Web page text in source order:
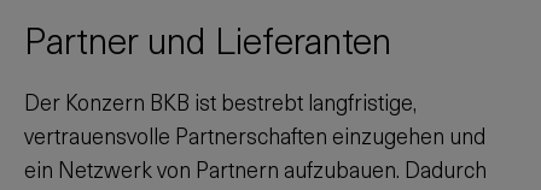
Partner und Lieferanten
Der Konzern BKB ist bestrebt langfristige,
vertrauensvolle Partnerschaften einzugehen und
ein Netzwerk von Partnern aufzubauen. Dadurch